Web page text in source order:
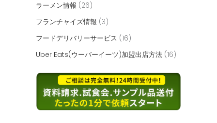
ラーメン情報 (26)
フランチャイズ情報 (3)
フードデリバリーサービス (16)
Uber Eats(ウーバーイーツ)加盟出店方法 (16)